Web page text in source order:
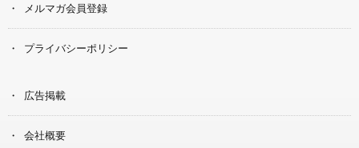
メルマガ会員登録
プライバシーポリシー
広告掲載
会社概要